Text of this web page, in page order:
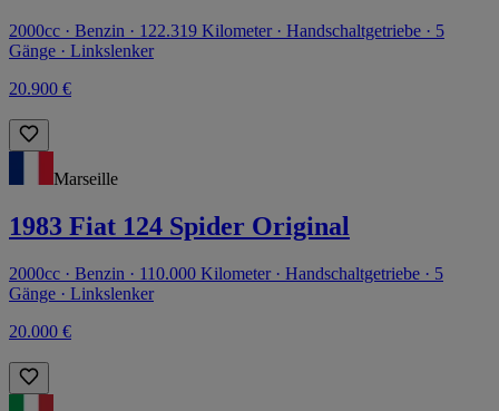
2000cc · Benzin · 122.319 Kilometer · Handschaltgetriebe · 5
Gänge · Linkslenker
20.900 €
Marseille
1983 Fiat 124 Spider Original
2000cc · Benzin · 110.000 Kilometer · Handschaltgetriebe · 5
Gänge · Linkslenker
20.000 €